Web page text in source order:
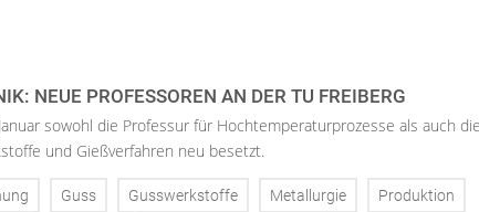
NEUE PROFESSOREN AN DER TU FREIBERG
sowohl die Professur für Hochtemperaturprozesse als auch die
und Gießverfahren neu besetzt.
Guss Gusswerkstoffe Metallurgie Produktion